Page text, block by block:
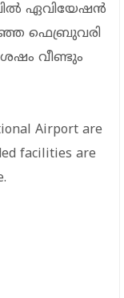
ഏവിയേഷന്‍
ഫെബ്രുവരി
വീണ്ടും
Airport are
facilities are